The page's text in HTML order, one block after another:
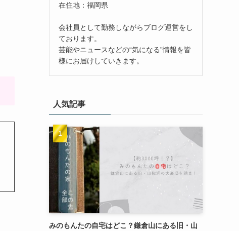
在住地：福岡県
会社員として勤務しながらブログ運営をし
ております。
芸能やニュースなどの“気になる”情報を皆
様にお届けしていきます。
人気記事
みのもんたの自宅はどこ？鎌倉山にある旧・山